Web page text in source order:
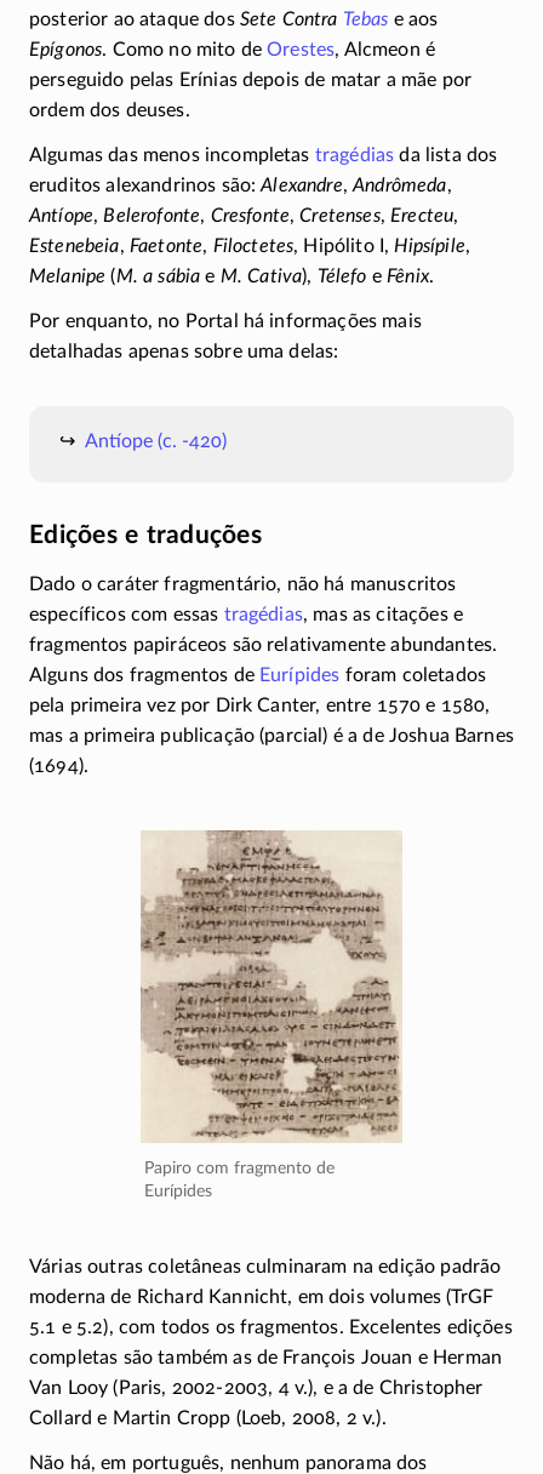
posterior ao ataque dos Sete Contra Tebas e aos
Epígonos. Como no mito deOrestes, Alcmeon é
perseguido pelas Erínias depois de matar a mãe por
ordem dos deuses.
Algumas das menos incompletas tragédias da lista dos
eruditos alexandrinos são:Alexandre,Andrômeda,
Antíope,Belerofonte, Cresfonte,Cretenses,Erecteu,
Estenebeia, Faetonte, Filoctetes, Hipólito I, Hipsípile,
Melanipe (M. a sábia e M. Cativa), Télefo eFênix.
Por enquanto, no Portal há informações mais
detalhadas apenas sobre uma delas:
Antíope (c. -420)
Edições e traduções
Dado o caráter fragmentário, não há manuscritos
específicos com essas tragédias, mas as citações e
fragmentos papiráceos são relativamente abundantes.
Alguns dos fragmentos de Eurípides foram coletados
pela primeira vez por Dirk Canter, entre 1570 e 1580,
mas a primeira publicação (parcial) é a de Joshua Barnes
(1694).
Papiro com fragmento de
Eurípides
Várias outras coletâneas culminaram na edição padrão
moderna de Richard Kannicht, em dois volumes (TrGF
5.1 e 5.2), com todos os fragmentos. Excelentes edições
completas são também as de François Jouan e Herman
Van Looy (Paris, 2002-2003, 4 v.), e a de Christopher
Collard e Martin Cropp (Loeb, 2008, 2 v.).
Não há, em português, nenhum panorama dos